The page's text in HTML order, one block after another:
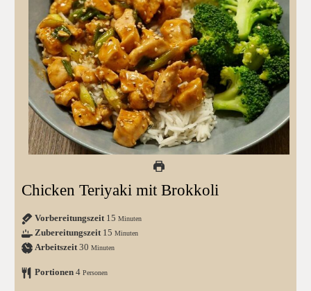
Chicken Teriyaki mit Brokkoli
Vorbereitungszeit 15 Minuten
Zubereitungszeit 15 Minuten
Arbeitszeit 30 Minuten
Portionen 4 Personen